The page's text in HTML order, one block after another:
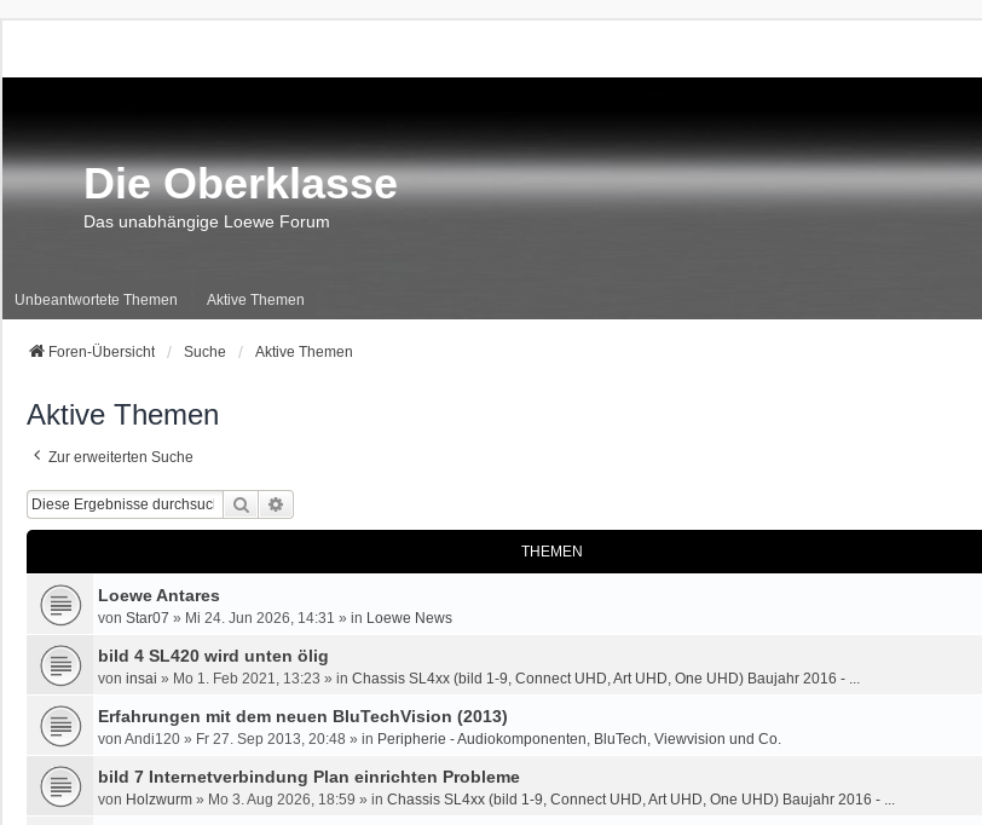
Die Oberklasse
Das unabhängige Loewe Forum
Unbeantwortete Themen Aktive Themen
Foren-Übersicht Suche Aktive Themen
Aktive Themen
Zur erweiterten Suche
Suche
THEMEN
Loewe Antares
von Star07 » Mi 24. Jun 2026, 14:31 » in Loewe News
bild 4 SL420 wird unten ölig
von insai » Mo 1. Feb 2021, 13:23 » in Chassis SL4xx (bild 1-9, Connect UHD, Art UHD, One UHD) Baujahr 2016 - ...
Erfahrungen mit dem neuen BluTechVision (2013)
von Andi120 » Fr 27. Sep 2013, 20:48 » in Peripherie - Audiokomponenten, BluTech, Viewvision und Co.
bild 7 Internetverbindung Plan einrichten Probleme
von Holzwurm » Mo 3. Aug 2026, 18:59 » in Chassis SL4xx (bild 1-9, Connect UHD, Art UHD, One UHD) Baujahr 2016 - ...